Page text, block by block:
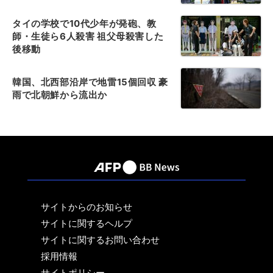
タイの学校で10代少年が発砲、教
師・生徒ら6人殺害 祖父母殺害した
後移動
韓国、北西部沿岸で地雷15個回収 豪
雨で北朝鮮から流出か
サイトからのお知らせ
サイトに関するヘルプ
サイトに関するお問い合わせ
採用情報